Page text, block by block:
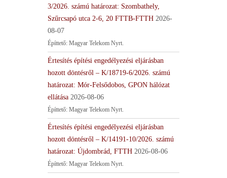
3/2026. számú határozat: Szombathely,
Szűrcsapó utca 2-6, 20 FTTB-FTTH 2026-
08-07
Építtető: Magyar Telekom Nyrt.
Értesítés építési engedélyezési eljárásban
hozott döntésről – K/18719-6/2026. számú
határozat: Mór-Felsődobos, GPON hálózat
ellátása 2026-08-06
Építtető: Magyar Telekom Nyrt.
Értesítés építési engedélyezési eljárásban
hozott döntésről – K/14191-10/2026. számú
határozat: Újdombrád, FTTH 2026-08-06
Építtető: Magyar Telekom Nyrt.